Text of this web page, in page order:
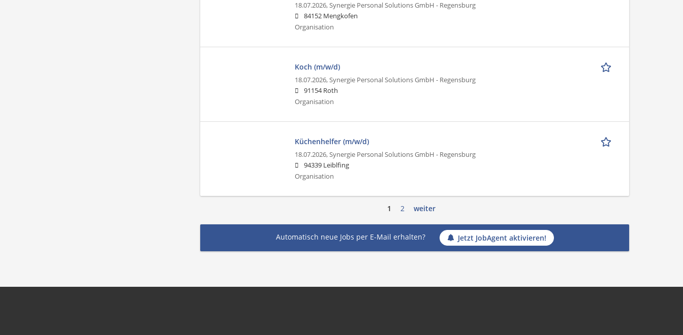
18.07.2026,Synergie Personal Solutions GmbH - Regensburg
84152 Mengkofen
Organisation
Koch (m/w/d)
18.07.2026,Synergie Personal Solutions GmbH - Regensburg
91154 Roth
Organisation
Küchenhelfer (m/w/d)
18.07.2026,Synergie Personal Solutions GmbH - Regensburg
94339 Leiblfing
Organisation
1 2 weiter
Automatisch neue Jobs per E-Mail erhalten? Jetzt JobAgent aktivieren!